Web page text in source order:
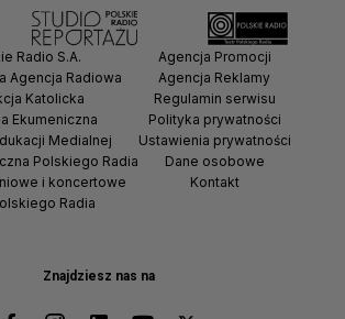
Znajdziesz nas na
Radio S.A.
Agencja Radiowa
Katolicka
Ekumeniczna
Medialnej
Polskiego Radia
i koncertowe
Radia
Agencja Promocji
Agencja Reklamy
Regulamin serwisu
Polityka prywatności
Ustawienia prywatności
Dane osobowe
Kontakt